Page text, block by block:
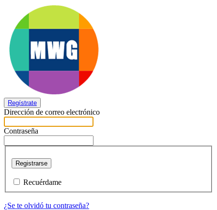
Regístrate
Dirección de correo electrónico
Contraseña
Registrarse
Recuérdame
¿Se te olvidó tu contraseña?